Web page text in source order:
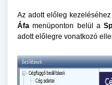
Az adott előleg
Áfa menüponton belül a
adott előlegre vonatkozó